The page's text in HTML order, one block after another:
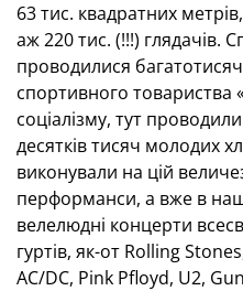
63 тис. квадратних
аж 220 тис. (!!!) глядачів.
проводилися
спортивного товариства
соціалізму, тут
десятків тисяч молодих
виконували на цій
перформанси, а вже в наш
велелюдні концерти
гуртів, як-от Rolling
AC/DC, Pink Pfloyd, U2,